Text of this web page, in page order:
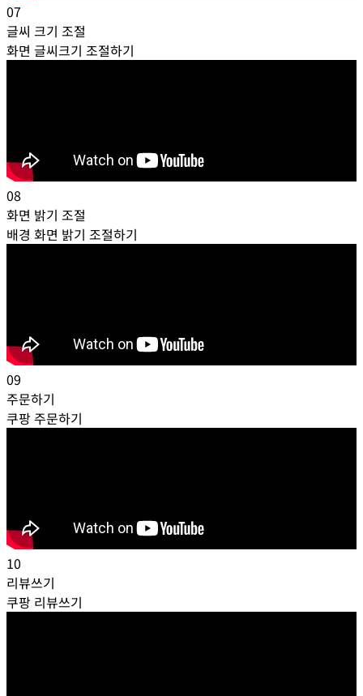
07
글씨 크기 조절
화면 글씨크기 조절하기
08
화면 밝기 조절
배경 화면 밝기 조절하기
09
주문하기
쿠팡 주문하기
10
리뷰쓰기
쿠팡 리뷰쓰기